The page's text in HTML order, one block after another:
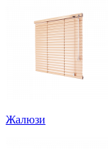
Жалюзи